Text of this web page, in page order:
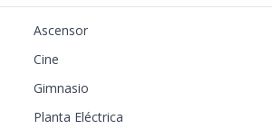
Ascensor
Cine
Gimnasio
Planta Eléctrica